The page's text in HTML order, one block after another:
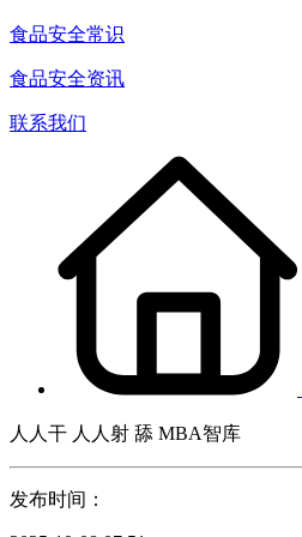
食品安全常识
食品安全资讯
联系我们
人人干 人人射 舔 MBA智库
发布时间：